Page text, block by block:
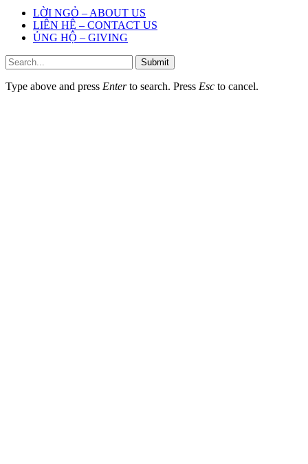
LỜI NGỎ – ABOUT US
LIÊN HỆ – CONTACT US
ỦNG HỘ – GIVING
Submit
Type above and press Enterto search. Press Esc to cancel.